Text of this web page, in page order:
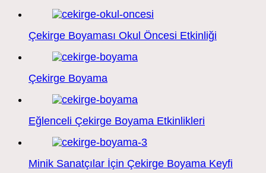
Çekirge Boyaması Okul Öncesi Etkinliği
Çekirge Boyama
Eğlenceli Çekirge Boyama Etkinlikleri
Minik Sanatçılar İçin Çekirge Boyama Keyfi